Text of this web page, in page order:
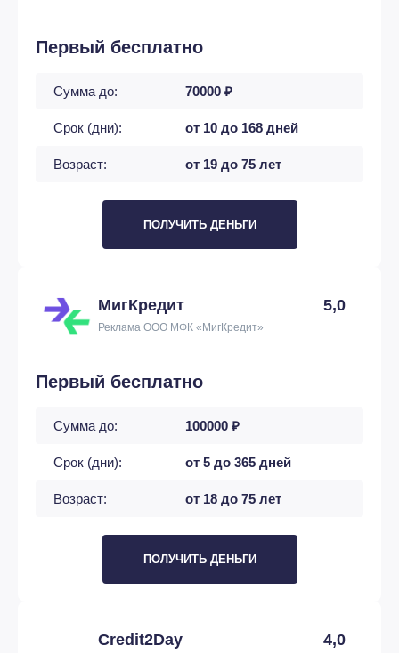
Первый бесплатно
Сумма до: 70000 ₽
Срок (дни): от 10 до 168 дней
Возраст: от 19 до 75 лет
ПОЛУЧИТЬ ДЕНЬГИ
МигКредит 5,0
Реклама ООО МФК «МигКредит»
Первый бесплатно
Сумма до: 100000 ₽
Срок (дни): от 5 до 365 дней
Возраст: от 18 до 75 лет
ПОЛУЧИТЬ ДЕНЬГИ
Credit2Day 4,0